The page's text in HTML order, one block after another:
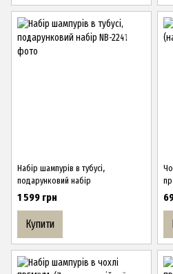
Набір шампурів в тубусі,
подарунковий набір
1 599 грн
Купити